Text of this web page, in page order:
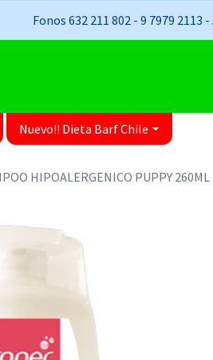
Fonos 632 211 802 - 9 7979 2113
Nuevo!! Dieta Barf Chile
HIPOALERGENICO PUPPY 260ML